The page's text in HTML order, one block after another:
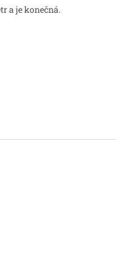
a je konečná.